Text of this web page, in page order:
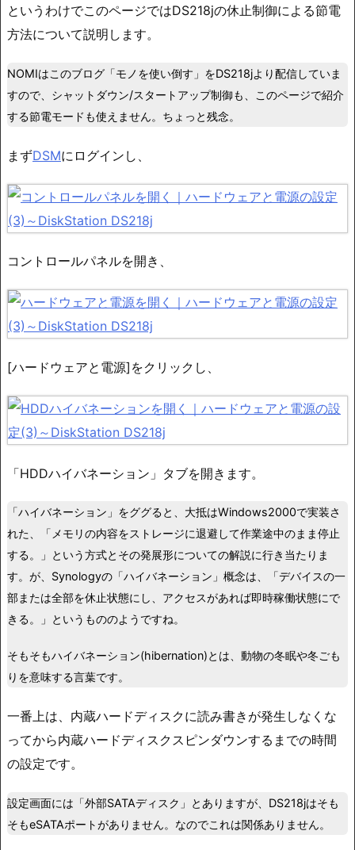
というわけでこのページではDS218jの休止制御による節電
方法について説明します。
NOMIはこのブログ「モノを使い倒す」をDS218jより配信していま
すので、シャットダウン/スタートアップ制御も、このページで紹介
する節電モードも使えません。ちょっと残念。
まずDSMにログインし、
コントロールパネルを開き、
[ハードウェアと電源]をクリックし、
「HDDハイバネーション」タブを開きます。
「ハイバネーション」をググると、大抵はWindows2000で実装さ
れた、「メモリの内容をストレージに退避して作業途中のまま停止
する。」という方式とその発展形についての解説に行き当たりま
す。が、Synologyの「ハイバネーション」概念は、「デバイスの一
部または全部を休止状態にし、アクセスがあれば即時稼働状態にで
きる。」というもののようですね。
そもそもハイバネーション(hibernation)とは、動物の冬眠や冬ごも
りを意味する言葉です。
一番上は、内蔵ハードディスクに読み書きが発生しなくな
ってから内蔵ハードディスクスピンダウンするまでの時間
の設定です。
設定画面には「外部SATAディスク」とありますが、DS218jはそも
そもeSATAポートがありません。なのでこれは関係ありません。